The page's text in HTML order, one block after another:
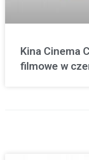
Kina Cinema
filmowe w